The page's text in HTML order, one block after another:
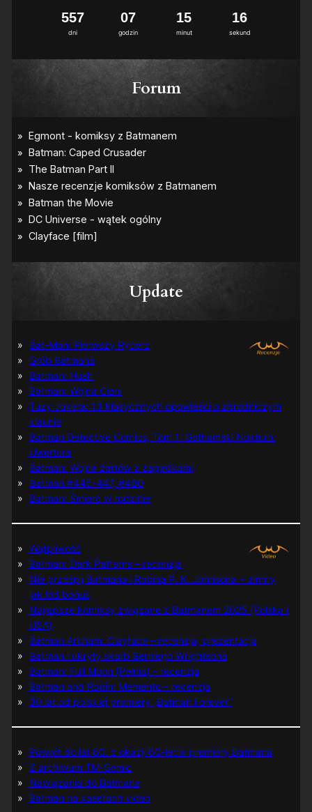
dni
557
godzin
07
minut
15
sekund
16
Forum
Update
Bat-Man: Pierwszy Rycerz
Grób Batmana
Batman: Hush
Batman: Wojna Cieni
Tuzy Jokera: 13 klasycznych opowieści o zbrodniczym
klaunie
Batman Detective Comics, Tom 1: Gothamski Nokturn:
Uwertura
Batman: Wojna żartów z zagadkami
Batman #445-447, #480
Batman: Śmierć w rodzinie
Wątpliwość
Batman: Dark Patterns – recenzja
Nie prześpij Batmana i Robina P. K. Johnsona + zimny
jak lód bonus
Najlepsze komiksy związane z Batmanem 2025 (Polska i
USA)
Batman Arkham: Clayface – recenzja, prezentacja
Batman i ukryty skarb Berniego Wrightsona
Batman: Full Moon (Pełnia) – recenzja
Batman and Robin: Memento – recenzja
30 lat od polskiej premiery „Batman Forever”
Powrót do lat 60. z okazji 60-lecia premiery Batmana
Z archiwum TM-Semic
Nawiązania do Batmana
Batman na kasetach video